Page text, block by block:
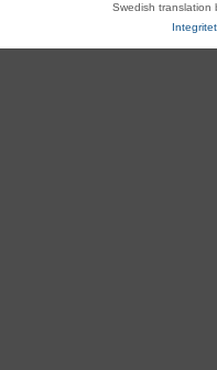
Swedish translation